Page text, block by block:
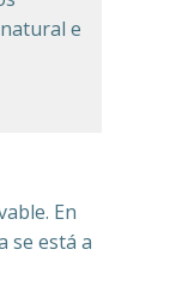
e
En
se está a